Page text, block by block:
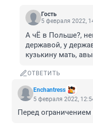
Гость
5 февраля 2022,
А чЁ в Польше?,
державой, у
кузькину мать,
ОТВЕТИТЬ
Enchantress
5 февраля 2022,
Перед